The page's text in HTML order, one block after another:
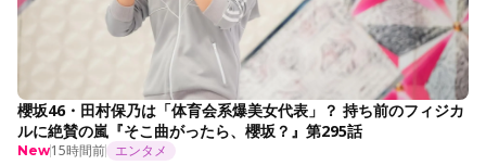
櫻坂46・田村保乃は「体育会系爆美女代表」？ 持ち前のフィジカ
ルに絶賛の嵐『そこ曲がったら、櫻坂？』第295話
New15時間前 エンタメ